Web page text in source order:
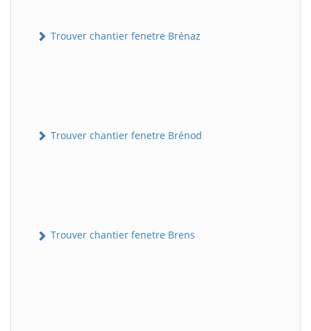
Trouver chantier fenetre Brénaz
Trouver chantier fenetre Brénod
Trouver chantier fenetre Brens